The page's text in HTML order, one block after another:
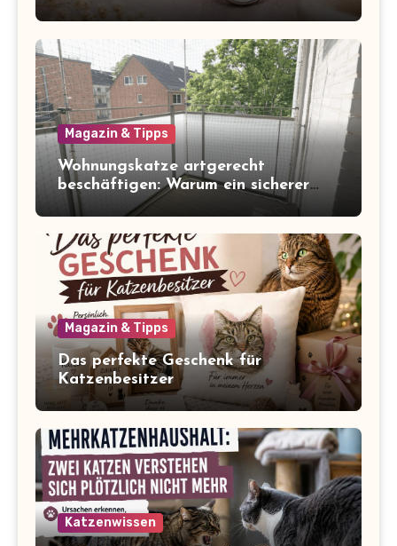
Magazin & Tipps
Wohnungskatze artgerecht
beschäftigen: Warum ein sicherer
Balkon zum Freigang dazugehört
Magazin & Tipps
Das perfekte Geschenk für
Katzenbesitzer
Katzenwissen